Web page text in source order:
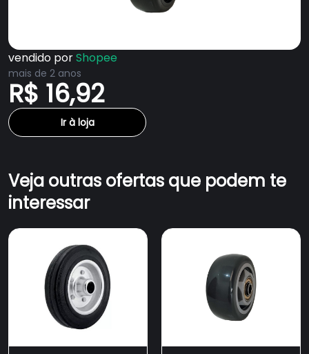
vendido porShopee
mais de 2 anos
R$ 16,92
Ir à loja
Veja outras ofertas que podem te
interessar